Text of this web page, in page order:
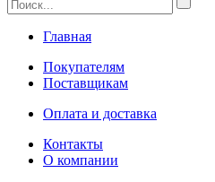
Главная
Покупателям
Поставщикам
Оплата и доставка
Контакты
О компании